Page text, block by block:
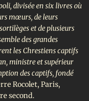
divisée en six livres où
mœurs, de leurs
et de plusieurs
des grandes
les Chrestiens captifs
ministre et supérieur
des captifs, fondé
Rocolet, Paris,
second.